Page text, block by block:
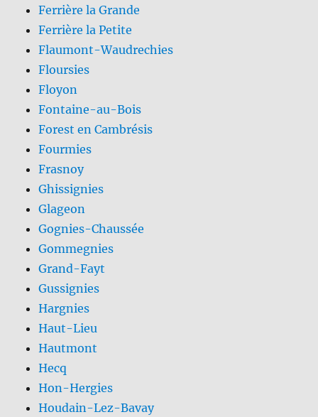
Ferrière la Grande
Ferrière la Petite
Flaumont-Waudrechies
Floursies
Floyon
Fontaine-au-Bois
Forest en Cambrésis
Fourmies
Frasnoy
Ghissignies
Glageon
Gognies-Chaussée
Gommegnies
Grand-Fayt
Gussignies
Hargnies
Haut-Lieu
Hautmont
Hecq
Hon-Hergies
Houdain-Lez-Bavay